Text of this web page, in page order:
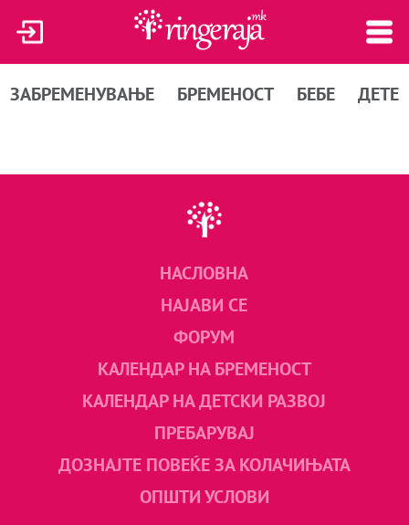
ЗАБРЕМЕНУВАЊЕ БРЕМЕНОСТ БЕБЕ ДЕТЕ
НАСЛОВНА
НАЈАВИ СЕ
ФОРУМ
КАЛЕНДАР НА БРЕМЕНОСТ
КАЛЕНДАР НА ДЕТСКИ РАЗВОЈ
ПРЕБАРУВАЈ
ДОЗНАЈТЕ ПОВЕЌЕ ЗА КОЛАЧИЊАТА
ОПШТИ УСЛОВИ